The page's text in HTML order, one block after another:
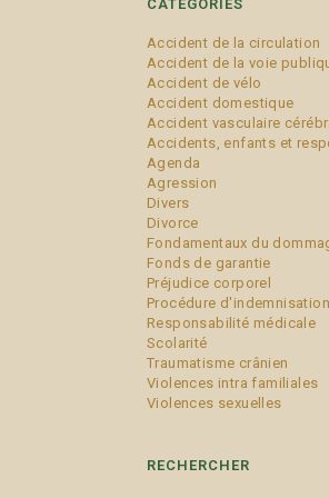
CATÉGORIES
Accident de la circulation
Accident de la voie
Accident de vélo
Accident domestique
Accident vasculaire
Accidents, enfants et
Agenda
Agression
Divers
Divorce
Fondamentaux du
Fonds de garantie
Préjudice corporel
Procédure d'indemnisation
Responsabilité médicale
Scolarité
Traumatisme crânien
Violences intra familiales
Violences sexuelles
RECHERCHER